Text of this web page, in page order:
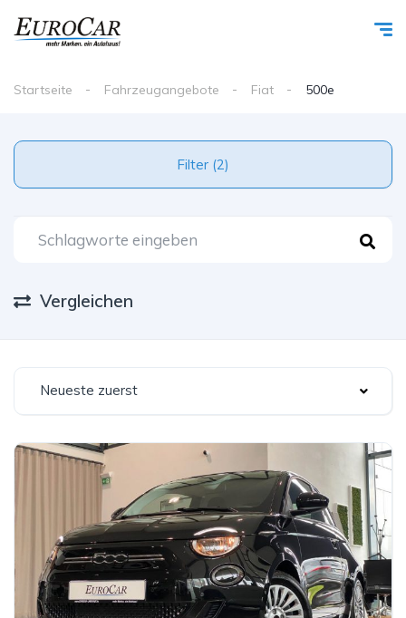
Startseite Fahrzeugangebote Fiat 500e
Filter (2)
Vergleichen
Neueste zuerst